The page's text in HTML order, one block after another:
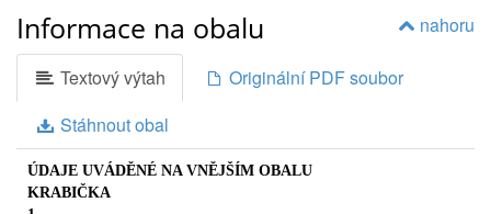
•
jestliže jste měl(a) v minulosti vážnou poruchu
krvetvorby;
jestliže máte poruchu tvorby porfyrinu – barvivo důležité
pro funkci jater a krvetvorbu (tzv. jaterní
porfyrie);
•
vědomí. Smíšené formy záchvatů. Tegretol CR je vhodný jak pro
monoterapii, tak i pro kombinovanou
léčbu. Tegretol CR obvykle není účinný při záchvatech typu absencí
(petit mal) a myoklonických křečích
(viz bod 4.4 Zvláštní upozornění a opatření pro použití).
Mánie a profylaktická léčba afektivních bipolárních poruch.
•
Syndrom odnětí alkoholu.
nahoru
Informace na obalu
Textový výtah
Originální PDF soubor
Stáhnout obal
ÚDAJE UVÁDĚNÉ NA VNĚJŠÍM OBALU
KRABIČKA